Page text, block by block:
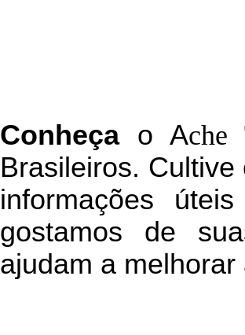
Conheçao Ache
Brasileiros.
informações úteis
gostamos de
ajudam a